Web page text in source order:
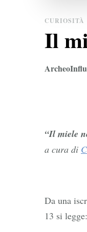
CURIOSITÀ
Il
“Il miele
a cura di
Da una
13 si legge: